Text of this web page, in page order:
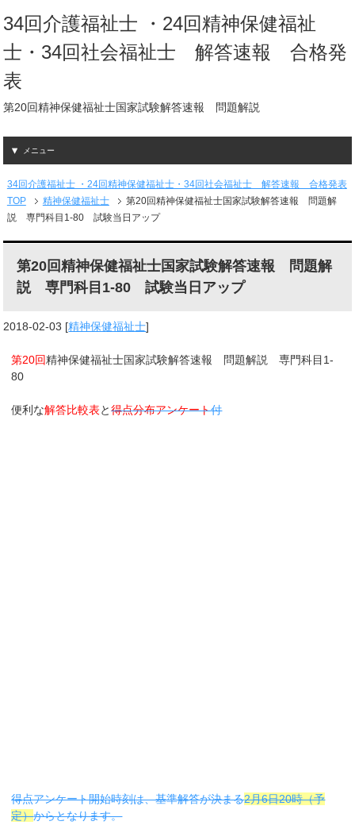
34回介護福祉士 ・24回精神保健福祉
士・34回社会福祉士 解答速報 合格発
表
第20回精神保健福祉士国家試験解答速報 問題解説
メニュー
34回介護福祉士 ・24回精神保健福祉士・34回社会福祉士 解答速報 合格発表
TOP
精神保健福祉士
第20回精神保健福祉士国家試験解答速報 問題解
説 専門科目1-80 試験当日アップ
第20回精神保健福祉士国家試験解答速報 問題解
説 専門科目1-80 試験当日アップ
2018-02-03 [精神保健福祉士]
第20回精神保健福祉士国家試験解答速報 問題解説 専門科目1-
80
便利な解答比較表と得点分布アンケート付
得点アンケート開始時刻は、基準解答が決まる2月6日20時（予
定）からとなります。